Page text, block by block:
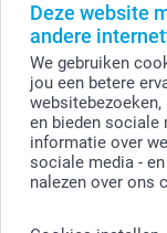
Deze website
andere
We gebruiken
jou een betere
en bieden sociale
informatie over
sociale media -
nalezen over ons
© smartphoto
Alle prijzen zijn in